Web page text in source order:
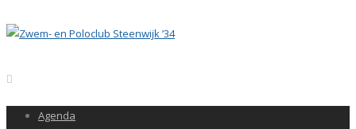
Agenda